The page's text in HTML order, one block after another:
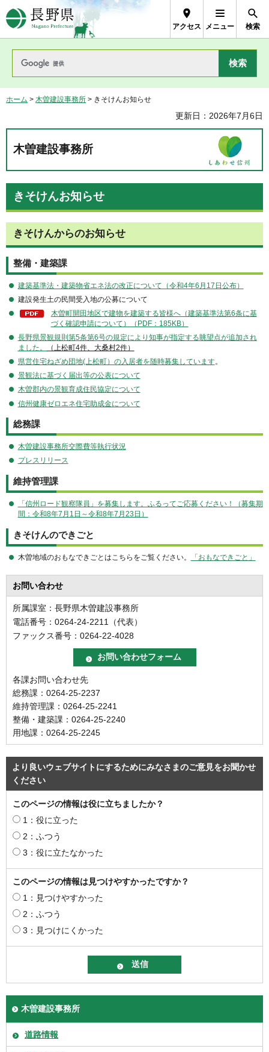
長野県Nagano Prefecture
アクセス メニュー 検索
ホーム > 木曽建設事務所 > きそけんお知らせ
更新日：2026年7月6日
木曽建設事務所
きそけんお知らせ
きそけんからのお知らせ
整備・建築課
建築基準法・建築物省エネ法の改正について（令和4年6月17日公布）
建設発生土の民間受入地の公募について
木曽町開田地区で建物を建築する皆様へ（建築基準法第6条に基
づく確認申請について）（PDF：185KB）
長野県景観規則第5条第6号の規定により知事が指定する眺望点が追加され
ました。
（上松町4件、大桑村2件）
県営住宅ねざめ団地(上松町）の入居者を随時募集しています。
景観法に基づく届出等の公表について
木曽郡内の景観育成住民協定について
信州健康ゼロエネ住宅助成金について
総務課
木曽建設事務所交際費等執行状況
プレスリリース
維持管理課
「信州ロード観察隊員」を募集します。ふるってご応募ください！（募集期
間：令和8年7月1日～令和8年7月23日）
きそけんのできごと
木曽地域のおもなできごとはこちらをご覧ください。 「おもなできごと」
お問い合わせ
所属課室：長野県木曽建設事務所
電話番号：0264-24-2211（代表）
ファックス番号：0264-22-4028
各課お問い合わせ先
総務課：0264-25-2237
維持管理課：0264-25-2241
整備・建築課：0264-25-2240
用地課：0264-25-2245
より良いウェブサイトにするためにみなさまのご意見をお聞かせ
ください
このページの情報は役に立ちましたか？
1：役に立った
2：ふつう
3：役に立たなかった
このページの情報は見つけやすかったですか？
1：見つけやすかった
2：ふつう
3：見つけにくかった
木曽建設事務所
道路情報